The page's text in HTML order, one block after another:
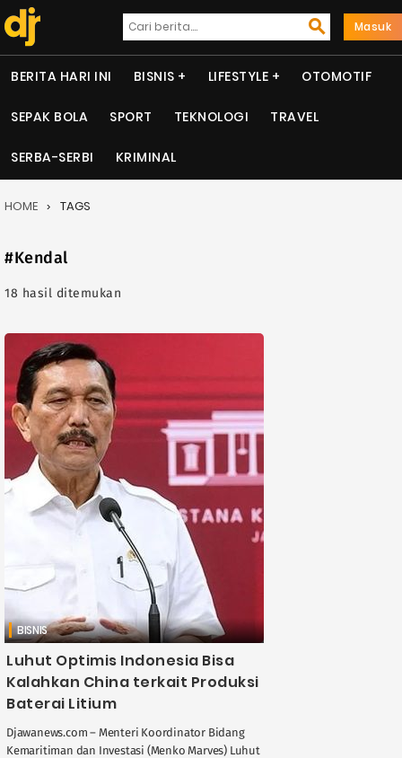
Masuk
BERITA HARI INI BISNIS LIFESTYLE OTOMOTIF
SEPAK BOLA SPORT TEKNOLOGI TRAVEL
SERBA-SERBI KRIMINAL
HOME TAGS
#Kendal
18 hasil ditemukan
BISNIS
Luhut Optimis Indonesia Bisa
Kalahkan China terkait Produksi
Baterai Litium
Djawanews.com – Menteri Koordinator Bidang
Kemaritiman dan Investasi (Menko Marves) Luhut